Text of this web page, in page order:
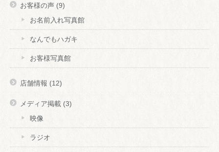
お客様の声 (9)
お名前入れ写真館
なんでもハガキ
お客様写真館
店舗情報 (12)
メディア掲載 (3)
映像
ラジオ